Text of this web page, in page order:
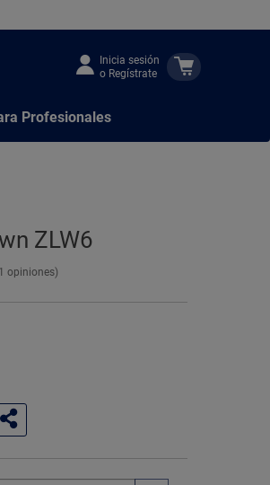
Inicia sesión
o Regístrate
Profesionales
ZLW6
opiniones)